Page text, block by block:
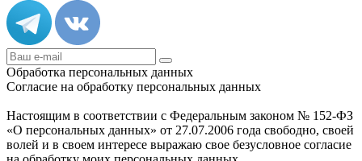
Обработка персональных данных
Согласие на обработку персональных данных
Настоящим в соответствии с Федеральным законом № 152-ФЗ
«О персональных данных» от 27.07.2006 года свободно, своей
волей и в своем интересе выражаю свое безусловное согласие